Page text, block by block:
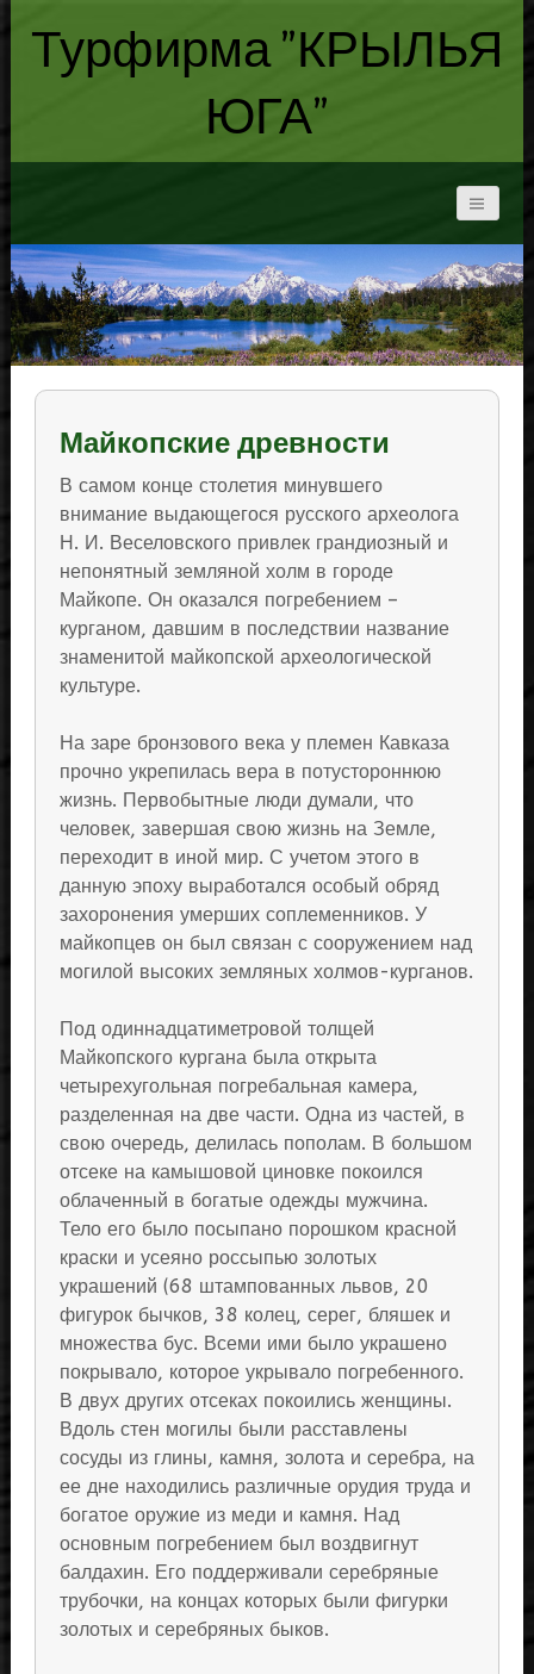
Турфирма "КРЫЛЬЯ
ЮГА"
Майкопские древности
В самом конце столетия минувшего
внимание выдающегося русского археолога
Н. И. Веселовского привлек грандиозный и
непонятный земляной холм в городе
Майкопе. Он оказался погребением –
курганом, давшим в последствии название
знаменитой майкопской археологической
культуре.
На заре бронзового века у племен Кавказа
прочно укрепилась вера в потустороннюю
жизнь. Первобытные люди думали, что
человек, завершая свою жизнь на Земле,
переходит в иной мир. С учетом этого в
данную эпоху выработался особый обряд
захоронения умерших соплеменников. У
майкопцев он был связан с сооружением над
могилой высоких земляных холмов-курганов.
Под одиннадцатиметровой толщей
Майкопского кургана была открыта
четырехугольная погребальная камера,
разделенная на две части. Одна из частей, в
свою очередь, делилась пополам. В большом
отсеке на камышовой циновке покоился
облаченный в богатые одежды мужчина.
Тело его было посыпано порошком красной
краски и усеяно россыпью золотых
украшений (68 штампованных львов, 20
фигурок бычков, 38 колец, серег, бляшек и
множества бус. Всеми ими было украшено
покрывало, которое укрывало погребенного.
В двух других отсеках покоились женщины.
Вдоль стен могилы были расставлены
сосуды из глины, камня, золота и серебра, на
ее дне находились различные орудия труда и
богатое оружие из меди и камня. Над
основным погребением был воздвигнут
балдахин. Его поддерживали серебряные
трубочки, на концах которых были фигурки
золотых и серебряных быков.